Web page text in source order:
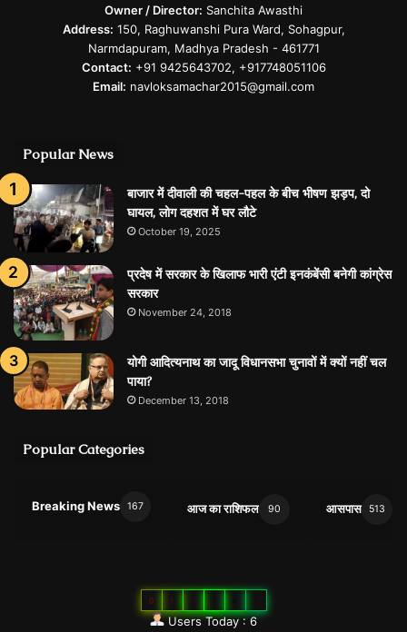
Owner / Director: Sanchita Awasthi
Address: 150, Raghuwanshi Pura Ward, Sohagpur,
Narmdapuram, Madhya Pradesh - 461771
Contact: +91 9425643702, +917748051106
Email: navloksamachar2015@gmail.com
Popular News
बाजार में दीवाली की चहल-पहल के बीच भीषण झड़प, दो
घायल, लोग दहशत में घर लौटे
October 19, 2025
प्रदेष में सरकार के खिलाफ भारी एंटी इनकंबेंसी बनेगी कांग्रेस
सरकार
November 24, 2018
योगी आदित्यनाथ का जादू विधानसभा चुनावों में क्यों नहीं चल
पाया?
December 13, 2018
Popular Categories
Breaking News 167 आज का राशिफल 90 आसपास 513
0 1
Users Today : 6